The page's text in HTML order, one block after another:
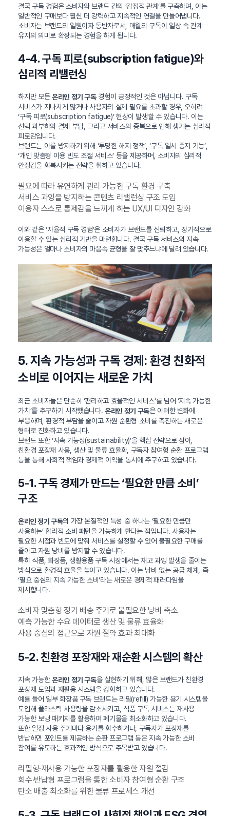
결국 구독 경험은 소비자와 브랜드 간의 ‘감정적 관계’를 구축하며, 이는
일반적인 구매보다 훨씬 더 강력하고 지속적인 연결을 만들어냅니다.
소비자는 브랜드의 일원이자 동반자로서, 매월의 구독이 일상 속 관계
유지의 의미로 확장되는 경험을 하게 됩니다.
4-4. 구독 피로(subscription fatigue)와
심리적 리밸런싱
하지만 모든온라인 정기 구독경험이 긍정적인 것은 아닙니다. 구독
서비스가 지나치게 많거나 사용자의 실제 필요를 초과할 경우, 오히려
‘구독 피로(subscription fatigue)’ 현상이 발생할 수 있습니다. 이는
선택 과부하와 결제 부담, 그리고 서비스의 중복으로 인해 생기는 심리적
피로감입니다.
브랜드는 이를 방지하기 위해 ‘투명한 해지 정책’, ‘구독 일시 중지 기능’,
‘개인 맞춤형 이용 빈도 조절 서비스’ 등을 제공하며, 소비자의 심리적
안정감을 회복시키는 전략을 취하고 있습니다.
필요에 따라 유연하게 관리 가능한 구독 환경 구축
서비스 과잉을 방지하는 콘텐츠 리밸런싱 구조 도입
이용자 스스로 통제감을 느끼게 하는 UX/UI 디자인 강화
이와 같은 ‘자율적 구독 경험’은 소비자가 브랜드를 신뢰하고, 장기적으로
이용할 수 있는 심리적 기반을 마련합니다. 결국 구독 서비스의 지속
가능성은 얼마나 소비자의 마음속 균형을 잘 맞추느냐에 달려 있습니다.
5. 지속 가능성과 구독 경제: 환경 친화적
소비로 이어지는 새로운 가치
최근 소비자들은 단순히 ‘편리하고 효율적인 서비스’를 넘어 ‘지속 가능한
가치’를 추구하기 시작했습니다.온라인 정기 구독은 이러한 변화에
부응하며, 환경적 부담을 줄이고 자원 순환형 소비를 촉진하는 새로운
형태로 진화하고 있습니다.
브랜드 또한 ‘지속 가능성(sustainability)’을 핵심 전략으로 삼아,
친환경 포장재 사용, 생산 및 물류 효율화, 구독자 참여형 순환 프로그램
등을 통해 사회적 책임과 경제적 이익을 동시에 추구하고 있습니다.
5-1. 구독 경제가 만드는 ‘필요한 만큼 소비’
구조
온라인 정기 구독의 가장 본질적인 특성 중 하나는 ‘필요한 만큼만
사용하는’ 합리적 소비 패턴을 가능하게 한다는 점입니다. 사용자는
필요한 시점과 빈도에 맞춰 서비스를 설정할 수 있어 불필요한 구매를
줄이고 자원 낭비를 방지할 수 있습니다.
특히 식품, 화장품, 생활용품 구독 시장에서는 재고 과잉 발생을 줄이는
방식으로 환경적 효율을 높이고 있습니다. 이는 낭비 없는 공급 체계, 즉
‘필요 중심의 지속 가능한 소비’라는 새로운 경제적 패러다임을
제시합니다.
소비자 맞춤형 정기 배송 주기로 불필요한 낭비 축소
예측 가능한 수요 데이터로 생산 및 물류 효율화
사용 중심의 접근으로 자원 절약 효과 최대화
5-2. 친환경 포장재와 재순환 시스템의 확산
지속 가능한온라인 정기 구독을 실현하기 위해, 많은 브랜드가 친환경
포장재 도입과 재활용 시스템을 강화하고 있습니다.
예를 들어 일부 화장품 구독 브랜드는 리필(refill) 가능한 용기 시스템을
도입해 플라스틱 사용량을 감소시키고, 식품 구독 서비스는 재사용
가능한 보냉 패키지를 활용하여 폐기물을 최소화하고 있습니다.
또한 일정 사용 주기마다 용기를 회수하거나, 구독자가 포장재를
반납하면 포인트를 제공하는 순환 프로그램 등은 지속 가능한 소비
참여를 유도하는 효과적인 방식으로 주목받고 있습니다.
리필형·재사용 가능한 포장재를 활용한 자원 절감
회수·반납형 프로그램을 통한 소비자 참여형 순환 구조
탄소 배출 최소화를 위한 물류 프로세스 개선